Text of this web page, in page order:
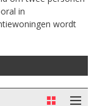
in
wordt